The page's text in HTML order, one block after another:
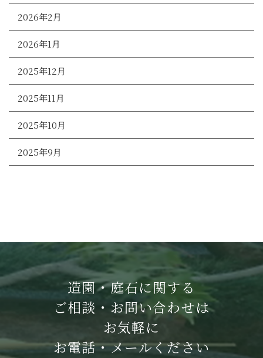
2026年2月
2026年1月
2025年12月
2025年11月
2025年10月
2025年9月
造園・庭石に関する
ご相談・お問い合わせは
お気軽に
お電話・メールください